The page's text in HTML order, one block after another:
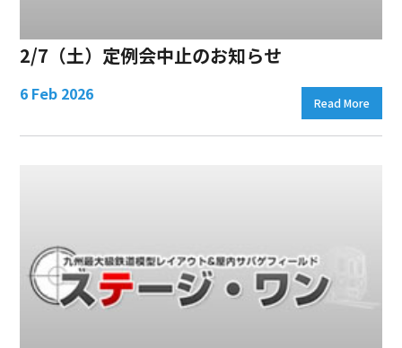
2/7（土）定例会中止のお知らせ
6 Feb 2026 Read More